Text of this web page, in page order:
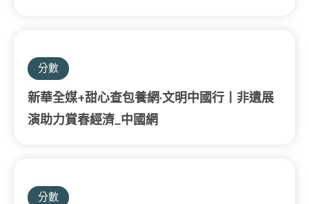
分數
新華全媒+甜心查包養網·文明中國行丨非遺展
演助力賞春經濟_中國網
分數